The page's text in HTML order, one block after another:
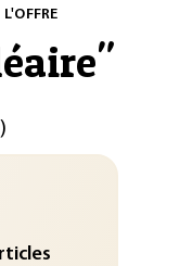
"
)